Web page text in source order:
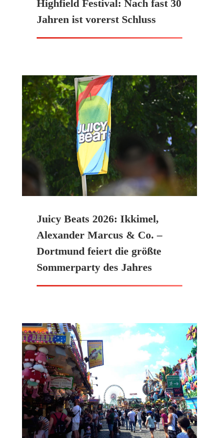
Highfield Festival: Nach fast 30
Jahren ist vorerst Schluss
Juicy Beats 2026: Ikkimel,
Alexander Marcus & Co. –
Dortmund feiert die größte
Sommerparty des Jahres